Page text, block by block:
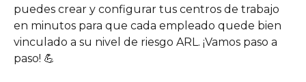
puedes crear y configurar tus centros de trabajo
en minutos para que cada empleado quede bien
vinculado a su nivel de riesgo ARL. ¡Vamos paso a
paso! 💪